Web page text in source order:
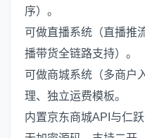
序）。
可做直播系统（直播推
播带货全链路支持）。
可做商城系统（多商户
理、独立运费模板。
内置京东商城API与仁